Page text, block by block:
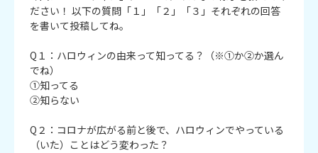
ださい！ 以下の質問「１」「２」「３」それぞれの回答
を書いて投稿してね。
Q１：ハロウィンの由来って知ってる？（※①か②か選ん
でね）
①知ってる
②知らない
Q２：コロナが広がる前と後で、ハロウィンでやっている
（いた）ことはどう変わった？